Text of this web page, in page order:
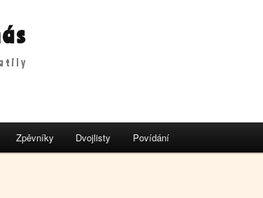
Zpěvníky Dvojlisty Povídání